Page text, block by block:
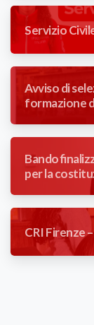
Servizio
Avviso di
formazione
Bando
per la
Addetta/o
CRI Firenze